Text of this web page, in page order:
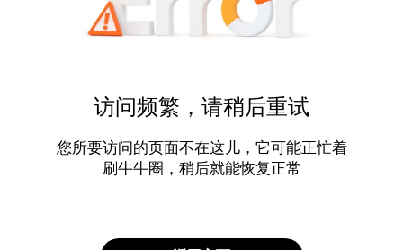
访问频繁，请稍后重试
您所要访问的页面不在这儿，它可能正忙着
刷牛牛圈，稍后就能恢复正常